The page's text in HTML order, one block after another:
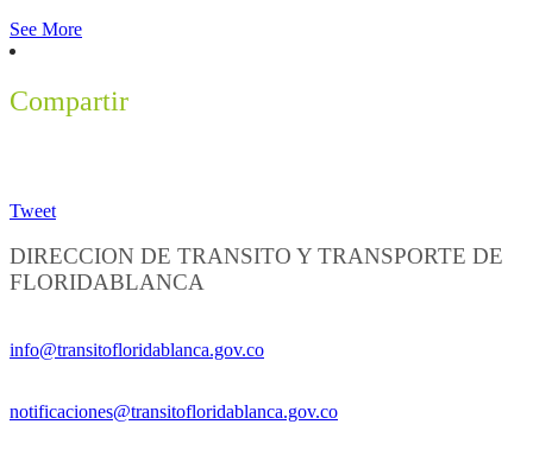
See More
Compartir
Tweet
DIRECCION DE TRANSITO Y TRANSPORTE DE
FLORIDABLANCA
info@transitofloridablanca.gov.co
notificaciones@transitofloridablanca.gov.co